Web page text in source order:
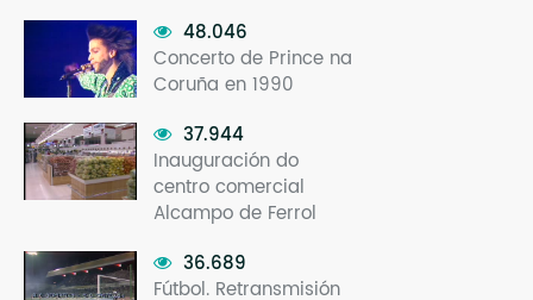
48.046
Concerto de Prince na
Coruña en 1990
37.944
Inauguración do
centro comercial
Alcampo de Ferrol
36.689
Fútbol. Retransmisión